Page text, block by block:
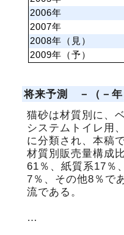
2006年
2007年
2008年（見）
2009年（予）
将来予測 －（－年
猫砂は材質別に、
システムトイレ用
に分類され、本稿
材質別販売量構成
61％、紙質系17％
7％、その他8％で
流である。
…